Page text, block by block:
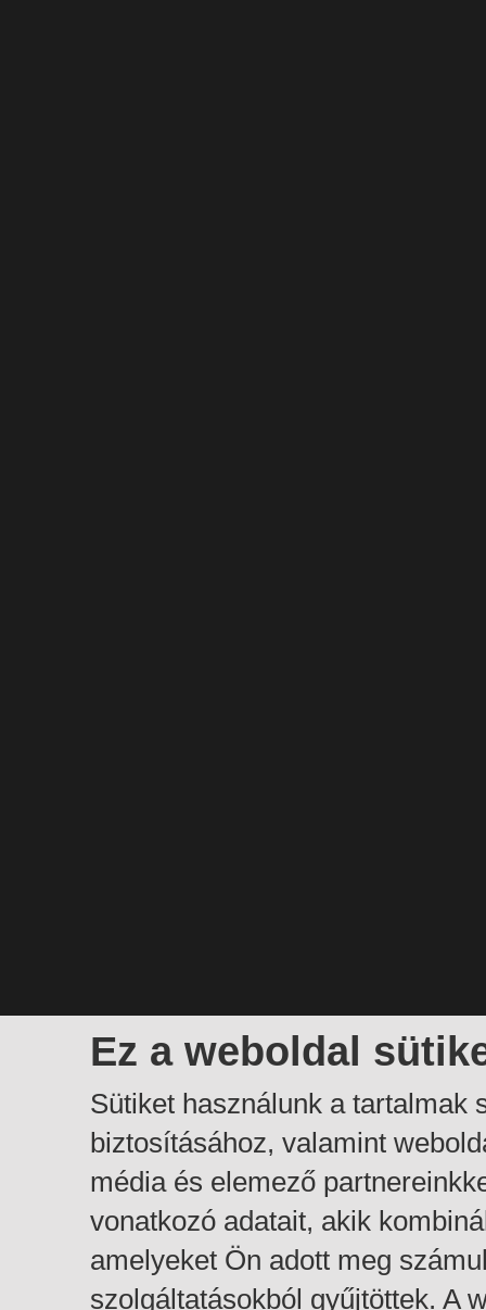
Ez a weboldal
Sütiket használunk a tartalmak
biztosításához, valamint
média és elemező
vonatkozó adatait, akik
amelyeket Ön adott meg
szolgáltatásokból gyűjtöttek. A